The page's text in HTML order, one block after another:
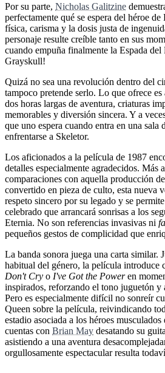
Por su parte, Nicholas Galitzine
perfectamente qué se espera del héroe
física, carisma y la dosis justa de
personaje resulte creíble tanto en sus
cuando empuña finalmente la Espada del
Grayskull!
Quizá no sea una revolución dentro del
tampoco pretende serlo. Lo que ofrece
dos horas largas de aventura, criaturas
memorables y diversión sincera. Y a
que uno espera cuando entra en una sala
enfrentarse a Skeletor.
Los aficionados a la película de 1987
detalles especialmente agradecidos. Más
comparaciones con aquella producción
convertido en pieza de culto, esta nueva
respeto sincero por su legado y se
celebrado que arrancará sonrisas a los
Eternia. No son referencias invasivas ni
pequeños gestos de complicidad que
La banda sonora juega una carta similar.
habitual del género, la película introduce
Don't Cry o I've Got the Poweren
inspirados, reforzando el tono juguetón y
Pero es especialmente difícil no sonreír
Queen sobre la película, reivindicando
estadio asociada a los héroes
cuentas con Brian May desatando su
asistiendo a una aventura
orgullosamente espectacular resulta